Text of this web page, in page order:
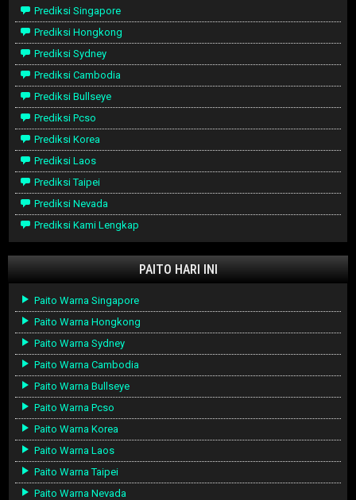
Prediksi Singapore
Prediksi Hongkong
Prediksi Sydney
Prediksi Cambodia
Prediksi Bullseye
Prediksi Pcso
Prediksi Korea
Prediksi Laos
Prediksi Taipei
Prediksi Nevada
Prediksi Kami Lengkap
PAITO HARI INI
Paito Warna Singapore
Paito Warna Hongkong
Paito Warna Sydney
Paito Warna Cambodia
Paito Warna Bullseye
Paito Warna Pcso
Paito Warna Korea
Paito Warna Laos
Paito Warna Taipei
Paito Warna Nevada